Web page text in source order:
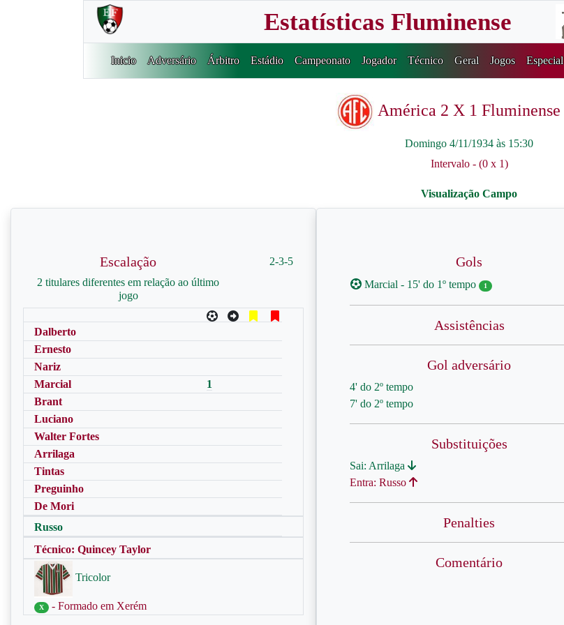
Estatísticas Fluminense
Inicio Adversário Árbitro Estádio Campeonato Jogador Técnico Geral Jogos Especial
América 2 X 1 Fluminense
Domingo 4/11/1934 às 15:30
Intervalo - (0 x 1)
Escalação
2 titulares diferentes em relação ao último
jogo
2-3-5
Dalberto
Ernesto
Nariz
Marcial
1
Brant
Luciano
Walter Fortes
Arrilaga
Tintas
Preguinho
De Mori
Russo
Técnico: Quincey Taylor
Tricolor
X - Formado em Xerém
Gols
Marcial - 15' do 1º tempo 1
Assistências
Gol adversário
4' do 2º tempo
7' do 2º tempo
Substituições
Sai: Arrilaga
Entra: Russo
Penalties
Comentário